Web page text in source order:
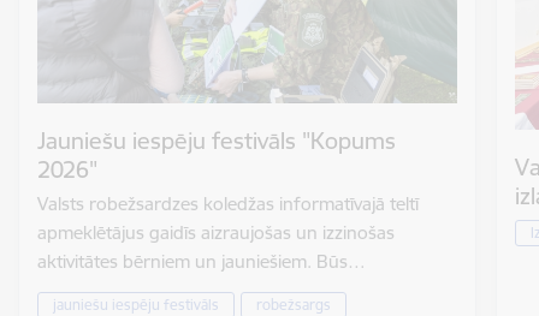
Jauniešu iespēju festivāls "Kopums
2026"
Valsts robežsardzes koledžas informatīvajā teltī
apmeklētājus gaidīs aizraujošas un izzinošas
aktivitātes bērniem un jauniešiem. Būs…
jauniešu iespēju festivāls robežsargs